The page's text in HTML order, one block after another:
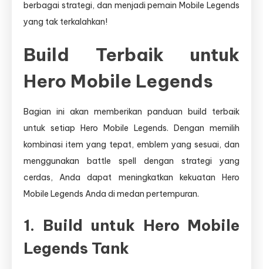
berbagai strategi, dan menjadi pemain Mobile Legends
yang tak terkalahkan!
Build Terbaik untuk
Hero Mobile Legends
Bagian ini akan memberikan panduan build terbaik
untuk setiap Hero Mobile Legends. Dengan memilih
kombinasi item yang tepat, emblem yang sesuai, dan
menggunakan battle spell dengan strategi yang
cerdas, Anda dapat meningkatkan kekuatan Hero
Mobile Legends Anda di medan pertempuran.
1. Build untuk Hero Mobile
Legends Tank